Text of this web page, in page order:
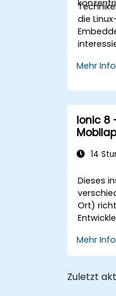
die
Mehr
Ionic 8
14
Dieses
Ort)
Mobil-
einer
Mehr
Zuletzt